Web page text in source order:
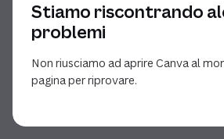
Stiamo riscontrando
problemi
Non riusciamo ad aprire Canva al
pagina per riprovare.